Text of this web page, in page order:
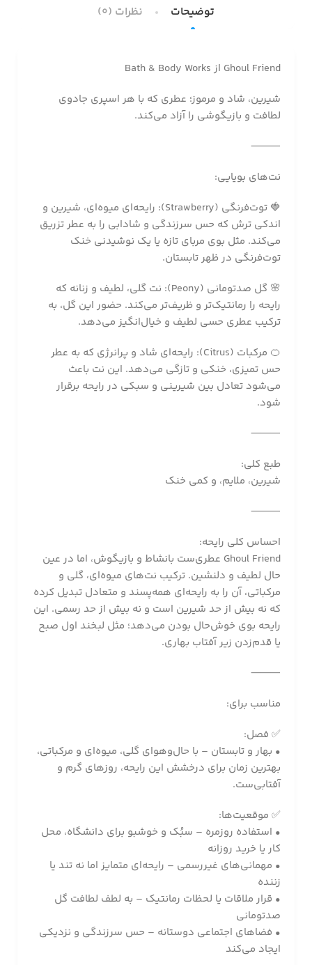
توضیحات نظرات (0)
Ghoul Friend از Bath & Body Works
شیرین، شاد و مرموز؛ عطری که با هر اسپری جادوی
لطافت و بازیگوشی را آزاد می‌کند.
⸻
نت‌های بویایی:
🍓 توت‌فرنگی (Strawberry): رایحه‌ای میوه‌ای، شیرین و
اندکی ترش که حس سرزندگی و شادابی را به عطر تزریق
می‌کند. مثل بوی مربای تازه یا یک نوشیدنی خنک
توت‌فرنگی در ظهر تابستان.
🌸 گل صدتومانی (Peony): نت گلی، لطیف و زنانه که
رایحه را رمانتیک‌تر و ظریف‌تر می‌کند. حضور این گل، به
ترکیب عطری حسی لطیف و خیال‌انگیز می‌دهد.
🍊 مرکبات (Citrus): رایحه‌ای شاد و پرانرژی که به عطر
حس تمیزی، خنکی و تازگی می‌دهد. این نت باعث
می‌شود تعادل بین شیرینی و سبکی در رایحه برقرار
شود.
⸻
طبع کلی:
شیرین، ملایم، و کمی خنک
⸻
احساس کلی رایحه:
Ghoul Friend عطری‌ست بانشاط و بازیگوش، اما در عین
حال لطیف و دلنشین. ترکیب نت‌های میوه‌ای، گلی و
مرکباتی، آن را به رایحه‌ای همه‌پسند و متعادل تبدیل کرده
که نه بیش از حد شیرین است و نه بیش از حد رسمی. این
رایحه بوی خوش‌حال بودن می‌دهد؛ مثل لبخند اول صبح
یا قدم‌زدن زیر آفتاب بهاری.
⸻
مناسب برای:
✅ فصل:
• بهار و تابستان – با حال‌وهوای گلی، میوه‌ای و مرکباتی،
بهترین زمان برای درخشش این رایحه، روزهای گرم و
آفتابی‌ست.
✅ موقعیت‌ها:
• استفاده روزمره – سبُک و خوشبو برای دانشگاه، محل
کار یا خرید روزانه
• مهمانی‌های غیررسمی – رایحه‌ای متمایز اما نه تند یا
زننده
• قرار ملاقات یا لحظات رمانتیک – به لطف لطافت گل
صدتومانی
• فضاهای اجتماعی دوستانه – حس سرزندگی و نزدیکی
ایجاد می‌کند